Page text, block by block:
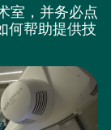
室，并务必点
何帮助提供技